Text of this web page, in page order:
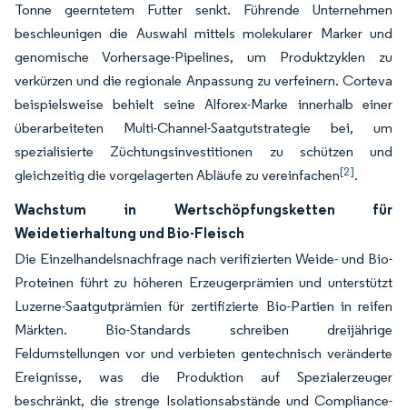
Tonne geerntetem Futter senkt. Führende Unternehmen
beschleunigen die Auswahl mittels molekularer Marker und
genomische Vorhersage-Pipelines, um Produktzyklen zu
verkürzen und die regionale Anpassung zu verfeinern. Corteva
beispielsweise behielt seine Alforex-Marke innerhalb einer
überarbeiteten Multi-Channel-Saatgutstrategie bei, um
spezialisierte Züchtungsinvestitionen zu schützen und
gleichzeitig die vorgelagerten Abläufe zu vereinfachen[2].
Wachstum in Wertschöpfungsketten für
Weidetierhaltung und Bio-Fleisch
Die Einzelhandelsnachfrage nach verifizierten Weide- und Bio-
Proteinen führt zu höheren Erzeugerprämien und unterstützt
Luzerne-Saatgutprämien für zertifizierte Bio-Partien in reifen
Märkten. Bio-Standards schreiben dreijährige
Feldumstellungen vor und verbieten gentechnisch veränderte
Ereignisse, was die Produktion auf Spezialerzeuger
beschränkt, die strenge Isolationsabstände und Compliance-